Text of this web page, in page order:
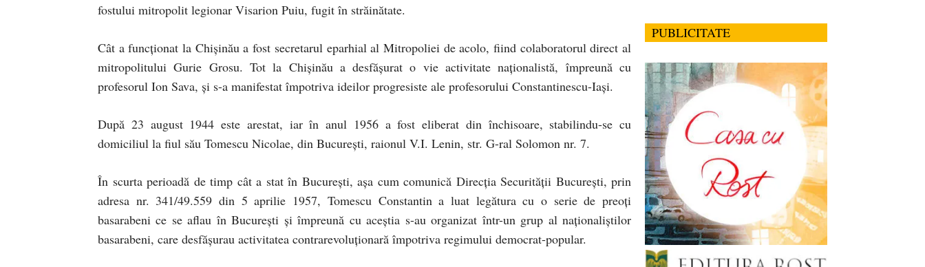
fostului mitropolit legionar Visarion Puiu, fugit în străinătate.
Cât a funcţionat la Chișinău a fost secretarul eparhial al Mitropoliei de acolo, fiind colaboratorul direct al
mitropolitului Gurie Grosu. Tot la Chişinău a desfășurat o vie activitate naţionalistă, împreună cu
profesorul Ion Sava, şi s-a manifestat împotriva ideilor progresiste ale profesorului Constantinescu-Iaşi.
După 23 august 1944 este arestat, iar în anul 1956 a fost eliberat din închisoare, stabilindu-se cu
domiciliul la fiul său Tomescu Nicolae, din București, raionul V.I. Lenin, str. G-ral Solomon nr. 7.
În scurta perioadă de timp cât a stat în Bucureşti, așa cum comunică Direcţia Securităţii Bucureşti, prin
adresa nr. 341/49.559 din 5 aprilie 1957, Tomescu Constantin a luat legătura cu o serie de preoţi
basarabeni ce se aflau în Bucureşti și împreună cu aceştia s-au organizat într-un grup al naţionaliştilor
basarabeni, care desfăşurau activitatea contrarevoluţionară împotriva regimului democrat-popular.
PUBLICITATE